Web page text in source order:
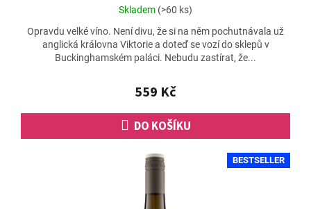
Průměrné
produktu
je
4,7
5
hvězdiček.
Skladem (>60 ks)
559 Kč
DO KOŠÍKU
Opravdu velké víno. Není divu, že si na něm pochutnávala už
anglická královna Viktorie a doteď se vozí do sklepů v
Buckinghamském paláci. Nebudu zastírat, že...
BESTSELLER